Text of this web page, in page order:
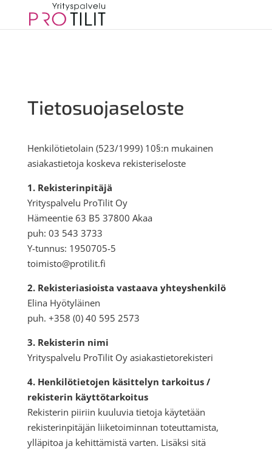
Tietosuojaseloste
Henkilötietolain (523/1999) 10§:n mukainen
asiakastietoja koskeva rekisteriseloste
1. Rekisterinpitäjä
Yrityspalvelu ProTilit Oy
Hämeentie 63 B5 37800 Akaa
puh: 03 543 3733
Y-tunnus: 1950705-5
2. Rekisteriasioista vastaava yhteyshenkilö
Elina Hyötyläinen
puh. +358 (0) 40 595 2573
3. Rekisterin nimi
Yrityspalvelu ProTilit Oy asiakastietorekisteri
4. Henkilötietojen käsittelyn tarkoitus /
rekisterin käyttötarkoitus
Rekisterin piiriin kuuluvia tietoja käytetään
rekisterinpitäjän liiketoiminnan toteuttamista,
ylläpitoa ja kehittämistä varten. Lisäksi sitä